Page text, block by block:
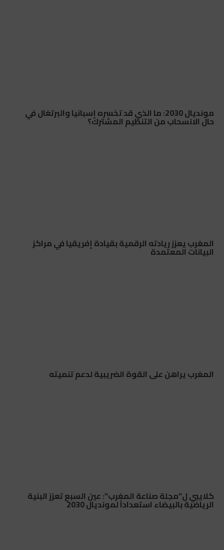
مونديال 2030: ما الذي قد تخسره إسبانيا والبرتغال في
حال الانسحاب من التنظيم المشترك؟
المغرب يعزز ريادته الرقمية بقيادة إفريقيا في مراكز
البيانات المعتمدة
المغرب يراهن على القوة الضريبية لدعم تنميته
كلايبي ل”مجلة صناعة المغرب”: عين السبع تعزز البنية
الرياضية بالبيضاء استعداداً لمونديال 2030